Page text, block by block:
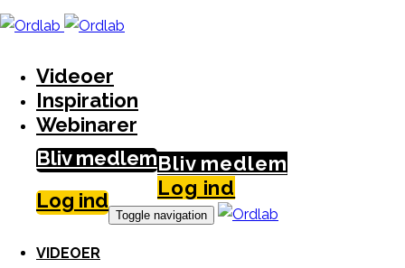
Skip
links
S
Videoer
Inspiration
Webinarer
Bliv medlem
Log ind
Bliv medlem
Log ind
Toggle navigation
VIDEOER